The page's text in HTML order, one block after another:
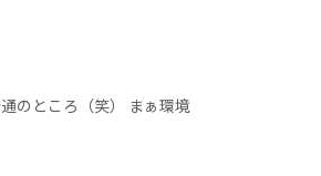
のところ（笑） まぁ環境